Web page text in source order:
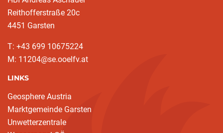
Reithofferstraße 20c
4451 Garsten
T: ‭+43 699 10675224‬
M: 11204@se.ooelfv.at
LINKS
Geosphere Austria
Marktgemeinde Garsten
Unwetterzentrale